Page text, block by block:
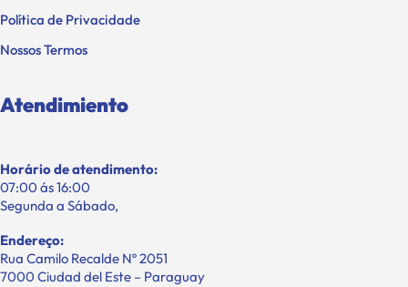
Política de Privacidade
Nossos Termos
Atendimiento
Horário de atendimento:
07:00 ás 16:00
Segunda a Sábado,
Endereço:
Rua Camilo Recalde Nº 2051
7000 Ciudad del Este – Paraguay